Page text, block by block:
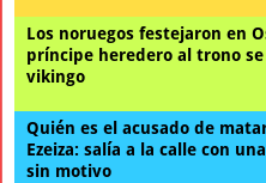
Los noruegos festejaron en
príncipe heredero al trono
vikingo
Quién es el acusado de
Ezeiza: salía a la calle con
sin motivo